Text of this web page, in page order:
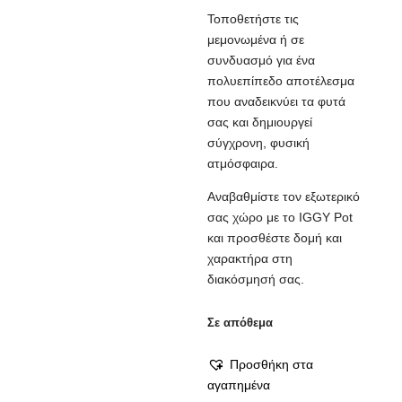
Τοποθετήστε τις
μεμονωμένα ή σε
συνδυασμό για ένα
πολυεπίπεδο αποτέλεσμα
που αναδεικνύει τα φυτά
σας και δημιουργεί
σύγχρονη, φυσική
ατμόσφαιρα.
Αναβαθμίστε τον εξωτερικό
σας χώρο με το IGGY Pot
και προσθέστε δομή και
χαρακτήρα στη
διακόσμησή σας.
Σε απόθεμα
Προσθήκη στα
αγαπημένα